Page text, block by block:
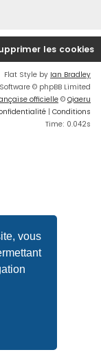
vous
les cookies
Flat Style by Ian Bradley
© phpBB Limited
officielle© Qiaeru
| Conditions
Time: 0.042s